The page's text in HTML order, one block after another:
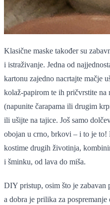
Klasične maske također su
i istraživanje. Jedna od
kartonu zajedno nacrtajte mačje
kolaž-papirom te ih pričvrstite
(napunite čarapama ili drugim
ili ušijte na tajice. Još samo
obojan u crno, brkovi – i to je to!
kostime drugih životinja,
i šminku, od lava do miša.
DIY pristup, osim što je zabavan
a dobra je prilika za